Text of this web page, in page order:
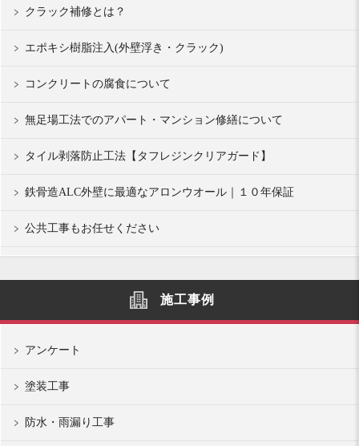
クラック補修とは？
エポキシ樹脂注入(外壁浮き・クラック)
コンクリートの腐食について
無足場工法でのアパート・マンション修繕について
タイル剥落防止工法【タフレジンクリアガード】
鉄骨造ALC外壁に最適なアロンウオール｜１０年保証
公共工事もお任せください
施工事例
アンケート
塗装工事
防水・雨漏り工事